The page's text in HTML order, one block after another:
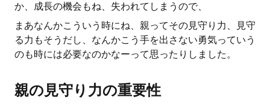
か、成長の機会もね、失われてしまうので、
まあなんかこういう時にね、親ってその見守り力、見守
る力もそうだし、なんかこう手を出さない勇気っていう
のも時には必要なのかなーって思ったりしました。
親の見守り力の重要性